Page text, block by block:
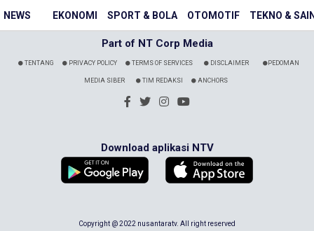
NEWS EKONOMI SPORT & BOLA OTOMOTIF TEKNO &
Part of NT Corp Media
TENTANG PRIVACY POLICY TERMS OF SERVICES DISCLAIMER PEDOMAN
MEDIA SIBER TIM REDAKSI ANCHORS
Download aplikasi NTV
Copyright @ 2022 nusantaratv. All right reserved